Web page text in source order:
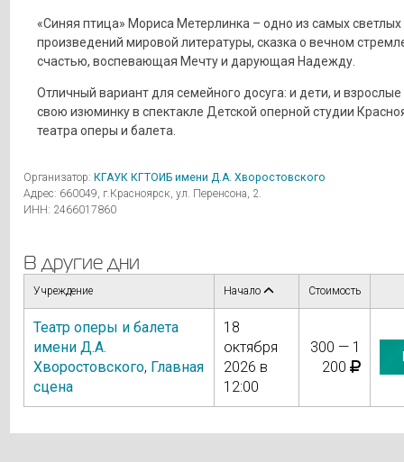
«Синяя птица» Мориса Метерлинка – одно из самых светлых
произведений мировой литературы, сказка о вечном
счастью, воспевающая Мечту и дарующая Надежду.
Отличный вариант для семейного досуга: и дети, и взрослые
свою изюминку в спектакле Детской оперной студии
театра оперы и балета.
Организатор: КГАУК КГТОИБ имени Д.А. Хворостовского
Адрес: 660049, г.Красноярск, ул. Перенсона, 2.
ИНН: 2466017860
В другие дни
Учреждение Начало Стоимость
Театр оперы и балета
имени Д.А.
Хворостовского, Главная
сцена
18
октября
2026 в
12:00
300 — 1
200